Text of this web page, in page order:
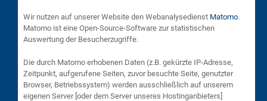
Wir nutzen auf unserer Website den Webanalysedienst Matomo.
Matomo ist eine Open-Source-Software zur statistischen
Auswertung der Besucherzugriffe.
Die durch Matomo erhobenen Daten (z.B. gekürzte IP-Adresse,
Zeitpunkt, aufgerufene Seiten, zuvor besuchte Seite, genutzter
Browser, Betriebssystem) werden ausschließlich auf unserem
eigenen Server [oder dem Server unseres Hostinganbieters]